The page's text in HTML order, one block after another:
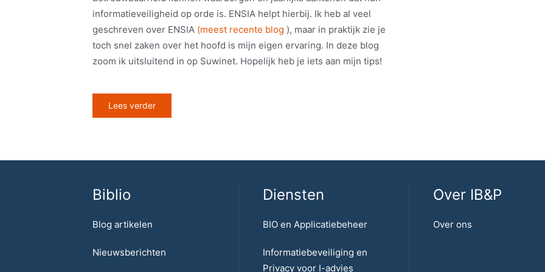
informatieveiligheid op orde is. ENSIA helpt hierbij. Ik heb al veel
geschreven over ENSIA (meest recente blog ), maar in praktijk zie je
toch snel zaken over het hoofd is mijn eigen ervaring. In deze blog
zoom ik uitsluitend in op Suwinet. Hopelijk heb je iets aan mijn tips!
Lees verder
Biblio
Blog artikelen
Nieuwsberichten
Diensten
BIO en Applicatiebeheer
Informatiebeveiliging en
Privacy voor I-advies
Over IB&P
Over ons